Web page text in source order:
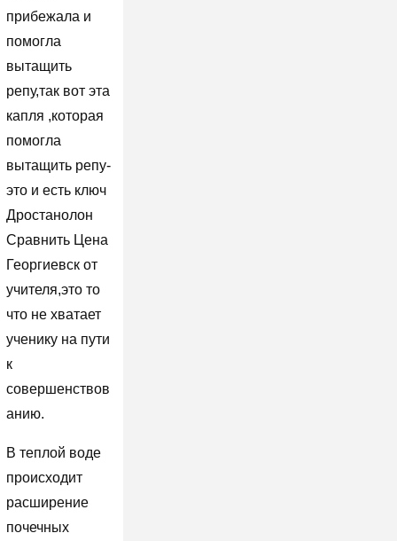
прибежала и
помогла
вытащить
репу,так вот эта
капля ,которая
помогла
вытащить репу-
это и есть ключ
Дростанолон
Сравнить Цена
Георгиевск от
учителя,это то
что не хватает
ученику на пути
к
совершенствов
анию.
В теплой воде
происходит
расширение
почечных